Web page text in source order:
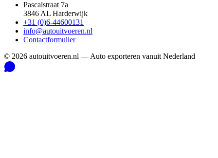
Pascalstraat 7a
3846 AL Harderwijk
+31 (0)6-44600131
info@autouitvoeren.nl
Contactformulier
© 2026 autouitvoeren.nl — Auto exporteren vanuit Nederland